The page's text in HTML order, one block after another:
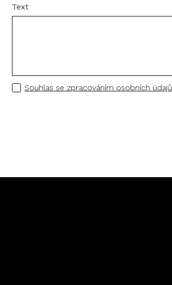
Text
Souhlas se zpracováním osobních údajů